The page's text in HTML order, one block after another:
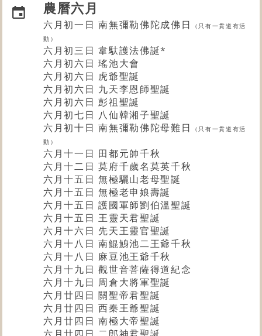
農曆六月
六月初一日 南無彌勒佛陀成佛日
（只有一貫道有活
動）
六月初三日 韋馱護法佛誕*
六月初六日 瑤池大會
六月初六日 虎爺聖誕
六月初六日 九天李恩師聖誕
六月初六日 彭祖聖誕
六月初七日 八仙韓湘子聖誕
六月初十日 南無彌勒佛陀母難日
（只有一貫道有活
動）
六月十一日 田都元帥千秋
六月十二日 莫府千歲名莫英千秋
六月十五日 無極驪山老母聖誕
六月十五日 無極老申娘壽誕
六月十五日 護國軍師劉伯溫聖誕
六月十五日 王靈天君聖誕
六月十六日 先天王靈官聖誕
六月十八日 南鯤鯓池二王爺千秋
六月十八日 麻豆池王爺千秋
六月十九日觀世音菩薩得道紀念
六月十九日 周倉大將軍聖誕
六月廿四日關聖帝君聖誕
六月廿四日 西秦王爺聖誕
六月廿四日 南極大帝聖誕